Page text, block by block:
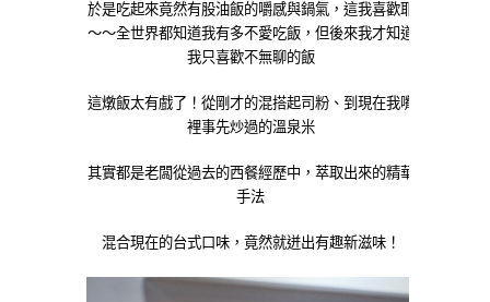
於是吃起來竟然有股油飯的嚼感與鍋氣，這我喜歡耶
～～全世界都知道我有多不愛吃飯，但後來我才知道
我只喜歡不無聊的飯
這燉飯太有戲了！從剛才的混搭起司粉、到現在我嘴
裡事先炒過的溫泉米
其實都是老闆從過去的西餐經歷中，萃取出來的精華
手法
混合現在的台式口味，竟然就迸出有趣新滋味！